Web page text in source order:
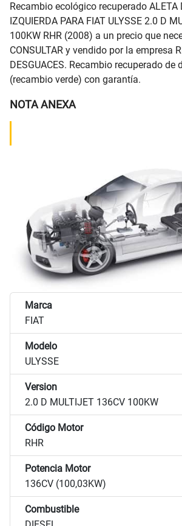
Recambio ecológico recuperado ALETA
IZQUIERDA PARA FIAT ULYSSE 2.0 D
100KW RHR (2008) a un precio que
CONSULTAR y vendido por la empresa
DESGUACES. Recambio recuperado de
(recambio verde) con garantía.
NOTA ANEXA
Marca
FIAT
Modelo
ULYSSE
Version
2.0 D MULTIJET 136CV 100KW
Código Motor
RHR
Potencia Motor
136CV (100,03KW)
Combustible